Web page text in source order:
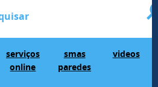
serviços
online
smas
paredes
videos